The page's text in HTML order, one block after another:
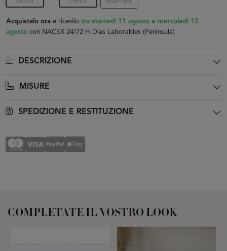
Acquistalo orae ricevilo tra martedì 11 agosto e mercoledì 12
agosto con NACEX 24/72 H Días Laborables (Península)
DESCRIZIONE
MISURE
SPEDIZIONE E RESTITUZIONE
COMPLETATE IL VOSTRO LOOK